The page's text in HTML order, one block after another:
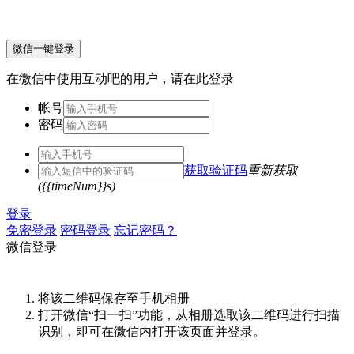
微信一键登录
在微信中使用互动吧的用户，请在此登录
帐号
密码
获取验证码重新获取
({{timeNum}}s)
登录
免密登录 密码登录 忘记密码？
微信登录
将该二维码保存至手机相册
打开微信“扫一扫”功能，从相册选取该二维码进行扫描
识别，即可在微信内打开该页面并登录。